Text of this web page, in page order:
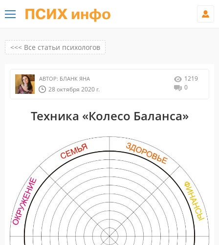
ПСИХ инфо
<<< Все статьи психологов
АВТОР: БЛАНК ЯНА
28 октября 2020 г.
1219
0
Техника «Колесо Баланса»